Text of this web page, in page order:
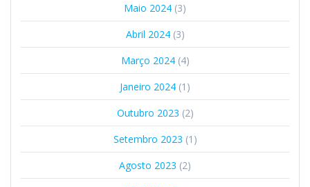
Maio 2024 (3)
Abril 2024(3)
Março 2024(4)
Janeiro 2024 (1)
Outubro 2023 (2)
Setembro 2023 (1)
Agosto 2023 (2)